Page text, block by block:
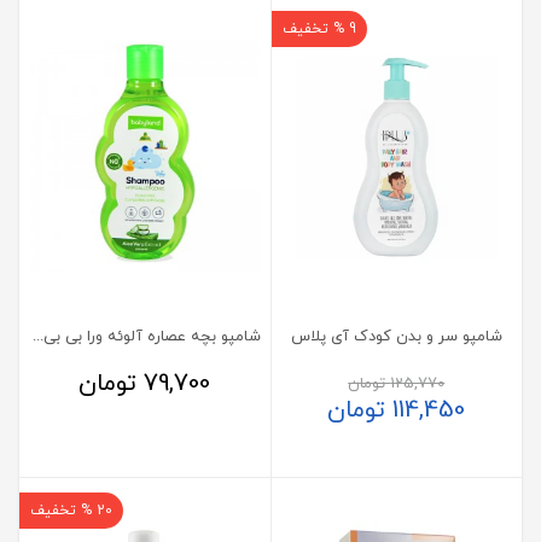
9 % تخفیف
شامپو سر و بدن کودک آی پلاس
125,770تومان
114,450 تومان
شامپو بچه عصاره آلوئه ورا بی بی لند
79,700تومان
20 % تخفیف